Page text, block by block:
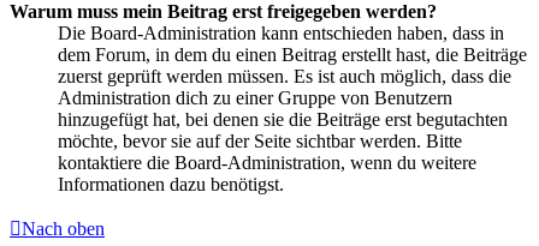
Warum muss mein Beitrag erst freigegeben werden?
Die Board-Administration kann entschieden haben, dass in
dem Forum, in dem du einen Beitrag erstellt hast, die Beiträge
zuerst geprüft werden müssen. Es ist auch möglich, dass die
Administration dich zu einer Gruppe von Benutzern
hinzugefügt hat, bei denen sie die Beiträge erst begutachten
möchte, bevor sie auf der Seite sichtbar werden. Bitte
kontaktiere die Board-Administration, wenn du weitere
Informationen dazu benötigst.
Nach oben